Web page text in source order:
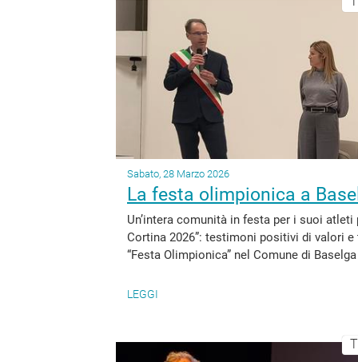
Sabato, 28 Marzo 2026
La festa olimpionica a
Un’intera comunità in festa per i suoi
Cortina 2026”: testimoni positivi di valori
“Festa Olimpionica” nel Comune di
LEGGI